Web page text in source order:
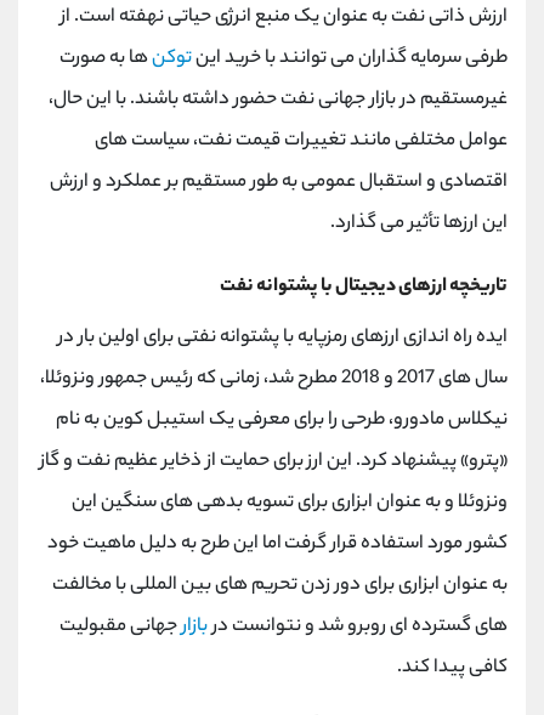
ارزش ذاتی نفت به عنوان یک منبع انرژی حیاتی نهفته است. از
طرفی سرمایه گذاران می توانند با خرید اینتوکنها به صورت
غیرمستقیم در بازار جهانی نفت حضور داشته باشند. با این حال،
عوامل مختلفی مانند تغییرات قیمت نفت، سیاست های
اقتصادی و استقبال عمومی به طور مستقیم بر عملکرد و ارزش
این ارزها تأثیر می گذارد.
تاریخچه ارزهای دیجیتال با پشتوانه نفت
ایده راه اندازی ارزهای رمزپایه با پشتوانه نفتی برای اولین بار در
سال های 2017 و 2018 مطرح شد، زمانی که رئیس جمهور ونزوئلا،
نیکلاس مادورو، طرحی را برای معرفی یک استیبل کوین به نام
«پترو» پیشنهاد کرد. این ارز برای حمایت از ذخایر عظیم نفت و گاز
ونزوئلا و به عنوان ابزاری برای تسویه بدهی های سنگین این
کشور مورد استفاده قرار گرفت اما این طرح به دلیل ماهیت خود
به عنوان ابزاری برای دور زدن تحریم های بین المللی با مخالفت
های گسترده ای روبرو شد و نتوانست دربازارجهانی مقبولیت
کافی پیدا کند.